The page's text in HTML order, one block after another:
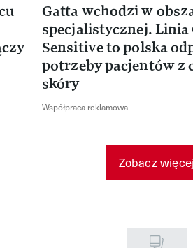
Gatta wchodzi w
specjalistycznej. Linia
Sensitive to polska
potrzeby pacjentów z
skóry
Współpraca reklamowa
Zobacz więcej